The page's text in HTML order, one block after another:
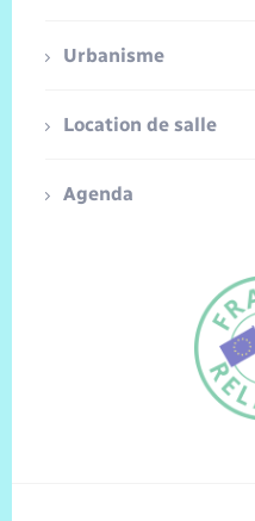
Urbanisme
Location de salle
Agenda